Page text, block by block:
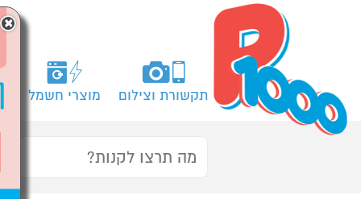
תקשורת וצילום מוצרי חשמל
×